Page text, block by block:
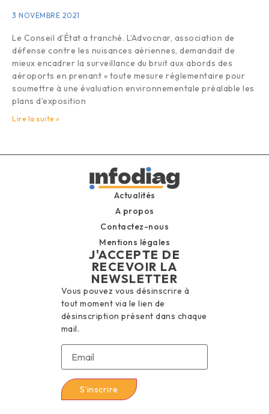
3 NOVEMBRE 2021
Le Conseil d’État a tranché. L’Advocnar, association de
défense contre les nuisances aériennes, demandait de
mieux encadrer la surveillance du bruit aux abords des
aéroports en prenant « toute mesure réglementaire pour
soumettre à une évaluation environnementale préalable les
plans d’exposition
Lire la suite »
Actualités
A propos
Contactez-nous
Mentions légales
J'ACCEPTE DE
RECEVOIR LA
NEWSLETTER
Vous pouvez vous désinscrire à
tout moment via le lien de
désinscription présent dans chaque
mail.